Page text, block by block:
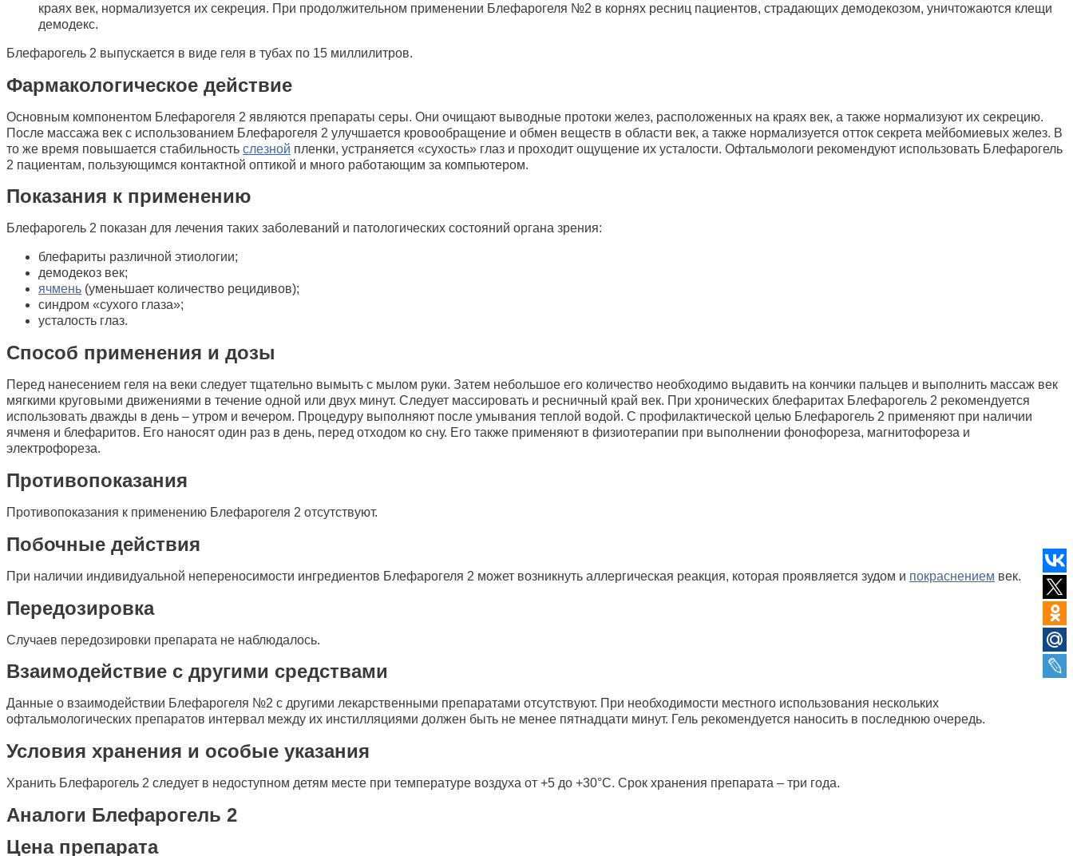
краях век, нормализуется их секреция. При продолжительном применении Блефарогеля №2 в корнях ресниц пациентов, страдающих демодекозом, уничтожаются клещи
демодекс.
Блефарогель 2 выпускается в виде геля в тубах по 15 миллилитров.
Фармакологическое действие
Основным компонентом Блефарогеля 2 являются препараты серы. Они очищают выводные протоки желез, расположенных на краях век, а также нормализуют их секрецию.
После массажа век с использованием Блефарогеля 2 улучшается кровообращение и обмен веществ в области век, а также нормализуется отток секрета мейбомиевых желез. В
то же время повышается стабильность слезной пленки, устраняется «сухость» глаз и проходит ощущение их усталости. Офтальмологи рекомендуют использовать Блефарогель
2 пациентам, пользующимся контактной оптикой и много работающим за компьютером.
Показания к применению
Блефарогель 2 показан для лечения таких заболеваний и патологических состояний органа зрения:
блефариты различной этиологии;
демодекоз век;
ячмень (уменьшает количество рецидивов);
синдром «сухого глаза»;
усталость глаз.
Способ применения и дозы
Перед нанесением геля на веки следует тщательно вымыть с мылом руки. Затем небольшое его количество необходимо выдавить на кончики пальцев и выполнить массаж век
мягкими круговыми движениями в течение одной или двух минут. Следует массировать и ресничный край век. При хронических блефаритах Блефарогель 2 рекомендуется
использовать дважды в день – утром и вечером. Процедуру выполняют после умывания теплой водой. С профилактической целью Блефарогель 2 применяют при наличии
ячменя и блефаритов. Его наносят один раз в день, перед отходом ко сну. Его также применяют в физиотерапии при выполнении фонофореза, магнитофореза и
электрофореза.
Противопоказания
Противопоказания к применению Блефарогеля 2 отсутствуют.
Побочные действия
При наличии индивидуальной непереносимости ингредиентов Блефарогеля 2 может возникнуть аллергическая реакция, которая проявляется зудом и покраснением век.
Передозировка
Случаев передозировки препарата не наблюдалось.
Взаимодействие с другими средствами
Данные о взаимодействии Блефарогеля №2 с другими лекарственными препаратами отсутствуют. При необходимости местного использования нескольких
офтальмологических препаратов интервал между их инстилляциями должен быть не менее пятнадцати минут. Гель рекомендуется наносить в последнюю очередь.
Условия хранения и особые указания
Хранить Блефарогель 2 следует в недоступном детям месте при температуре воздуха от +5 до +30°С. Срок хранения препарата – три года.
Аналоги Блефарогель 2
Цена препарата